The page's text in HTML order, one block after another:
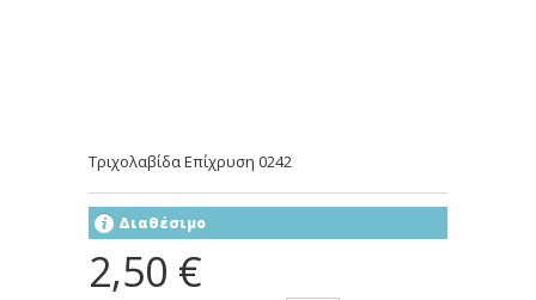
Τριχολαβίδα Επίχρυση 0242
Διαθέσιμο
2,50 €